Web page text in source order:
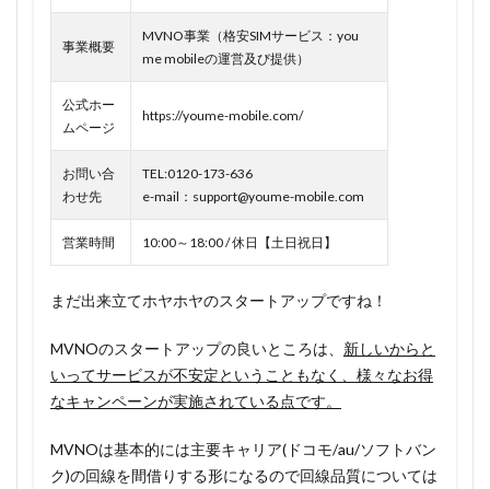
1.1
youme
のメリ
ットは
紹介で
金が無
料に！
ドコモ
回線だ
から安
心！
2人紹介
で生涯
無料は3
定キャ
ンペー
事業概要
MVNO事業（格安SIMサービス：you
me mobileの運営及び提供）
公式ホー
ムページ
https://youme-mobile.com/
お問い合
わせ先
TEL:0120-173-636
e-mail：support@youme-mobile.com
営業時間 10:00～18:00 / 休日【土日祝日】
まだ出来立てホヤホヤのスタートアップですね！
MVNOのスタートアップの良いところは、 新しいからと
いってサービスが不安定ということもなく、様々なお得
なキャンペーンが実施されている点です。
MVNOは基本的には主要キャリア(ドコモ/au/ソフトバン
ク)の回線を間借りする形になるので回線品質については